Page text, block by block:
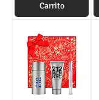
Carrito